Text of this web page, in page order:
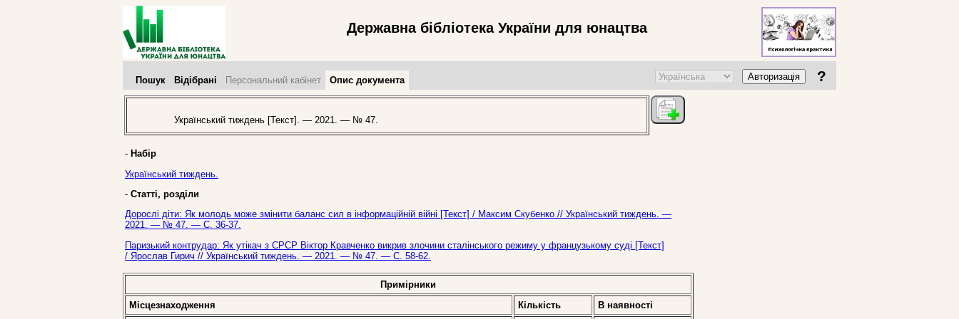
Державна бібліотека України для юнацтва
Пошук Відібрані Персональний кабінет Опис документа Авторизація ?
Український тиждень [Текст]. — 2021. — № 47.
- Набір
Український тиждень.
- Статті, розділи
Дорослі діти: Як молодь може змінити баланс сил в інформаційній війні [Текст] / Максим Скубенко // Український тиждень. —
2021. — № 47. — С. 36-37.
Паризький контрудар: Як утікач з СРСР Віктор Кравченко викрив злочини сталінського режиму у французькому суді [Текст]
/ Ярослав Гирич // Український тиждень. — 2021. — № 47. — С. 58-62.
Примірники
Місцезнаходження
Кількість
В наявностi